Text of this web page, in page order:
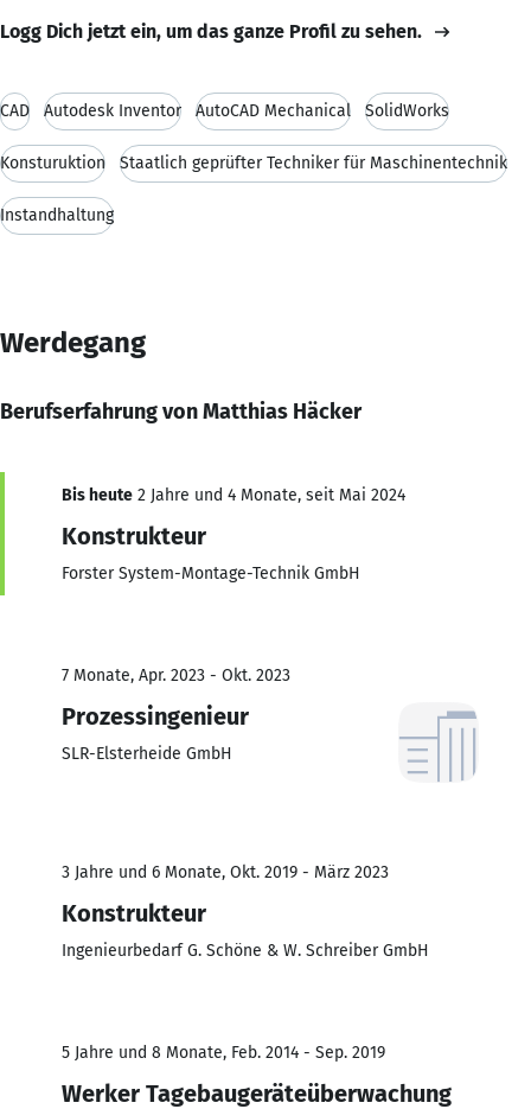
Logg Dich jetzt ein, um das ganze Profil zu sehen.
CAD Autodesk Inventor AutoCAD Mechanical SolidWorks
Konsturuktion Staatlich geprüfter Techniker für Maschinentechnik
Instandhaltung
Werdegang
Berufserfahrung von Matthias Häcker
Bis heute 2 Jahre und 4 Monate, seit Mai 2024
Konstrukteur
Forster System-Montage-Technik GmbH
7 Monate, Apr. 2023 - Okt. 2023
Prozessingenieur
SLR-Elsterheide GmbH
3 Jahre und 6 Monate, Okt. 2019 - März 2023
Konstrukteur
Ingenieurbedarf G. Schöne & W. Schreiber GmbH
5 Jahre und 8 Monate, Feb. 2014 - Sep. 2019
Werker Tagebaugeräteüberwachung